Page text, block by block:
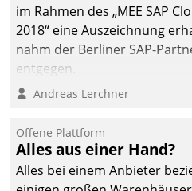
im Rahmen des „MEE SAP
2018“ eine Auszeichnung
nahm der Berliner SAP-
entgegen.
Andreas Lerchner
Offene Plattform
Alles aus einer Hand?
Alles bei einem Anbieter